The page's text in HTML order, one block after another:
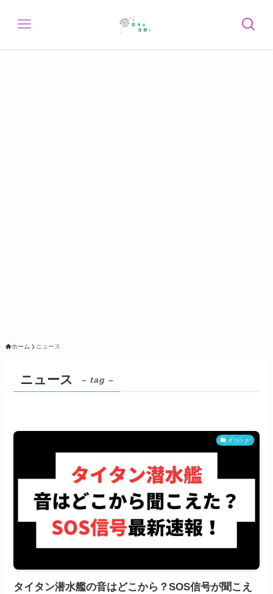
ホーム ニュース
ニュース – tag –
イベント
タイタン潜水艦の音はどこから？SOS信号が聞こえ